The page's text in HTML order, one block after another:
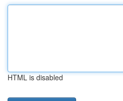
HTML is disabled